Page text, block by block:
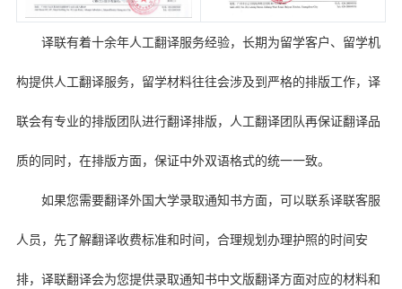
译联有着十余年人工翻译服务经验，长期为留学客户、留学机
构提供人工翻译服务，留学材料往往会涉及到严格的排版工作，译
联会有专业的排版团队进行翻译排版，人工翻译团队再保证翻译品
质的同时，在排版方面，保证中外双语格式的统一一致。
如果您需要翻译外国大学录取通知书方面，可以联系译联客服
人员，先了解翻译收费标准和时间，合理规划办理护照的时间安
排，译联翻译会为您提供录取通知书中文版翻译方面对应的材料和